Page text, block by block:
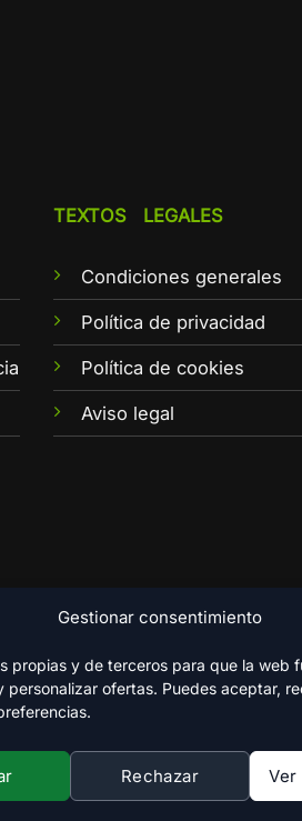
Gestionar consentimiento
propias y de terceros para que la web
personalizar ofertas. Puedes aceptar,
Rechazar
TEXTOS LEGALES
Condiciones generales
Política de privacidad
Política de cookies
Aviso legal